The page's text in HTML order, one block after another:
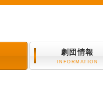
劇団情報
INFORMATION